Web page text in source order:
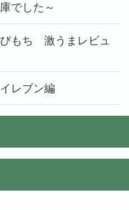
でした～
もち 激うまレビュ
レブン編